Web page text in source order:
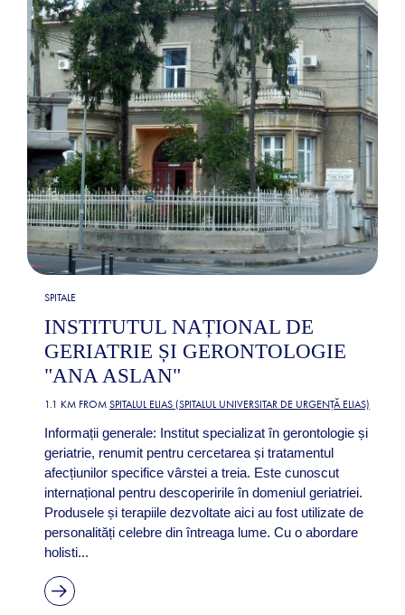
SPITALE
INSTITUTUL NAȚIONAL DE
GERIATRIE ȘI GERONTOLOGIE
"ANA ASLAN"
1.1 KM FROM SPITALUL ELIAS (SPITALUL UNIVERSITAR DE URGENȚĂ ELIAS)
Informații generale: Institut specializat în gerontologie și
geriatrie, renumit pentru cercetarea și tratamentul
afecțiunilor specifice vârstei a treia. Este cunoscut
internațional pentru descoperirile în domeniul geriatriei.
Produsele și terapiile dezvoltate aici au fost utilizate de
personalități celebre din întreaga lume. Cu o abordare
holisti...